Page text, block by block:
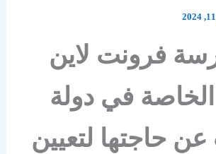
فرونت لاين
الخاصة في دولة
عن حاجتها لتعيين